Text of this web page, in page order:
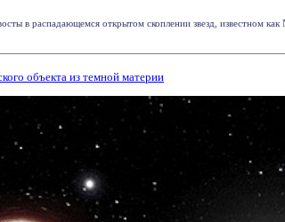
в распадающемся открытом скоплении звезд, известном как
объекта из темной материи